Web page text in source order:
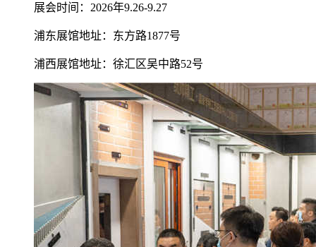
展会时间：2026年9.26-9.27
浦东展馆地址：东方路1877号
浦西展馆地址：徐汇区吴中路52号